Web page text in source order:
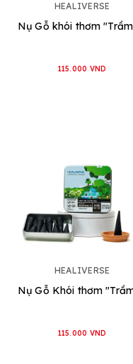
HEALIVERSE
115.000 VND
HEALIVERSE
115.000 VND